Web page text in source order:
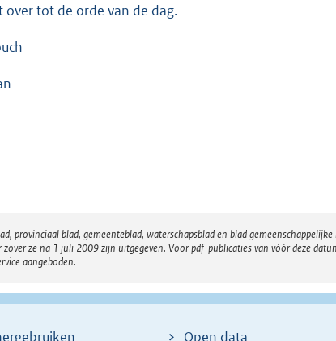
over tot de orde van de dag.
provinciaal blad, gemeenteblad, waterschapsblad en blad
ze na 1 juli 2009 zijn uitgegeven. Voor pdf-publicaties van vóór deze
aangeboden.
Open data